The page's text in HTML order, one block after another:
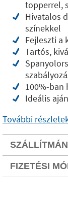
topperrel,
Hivatalos
színekkel
Fejleszti a
Tartós,
100%-ban
Ideális
További
FIZETÉSI